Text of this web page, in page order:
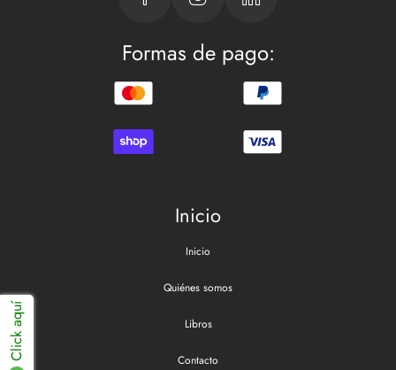
Formas de pago:
Inicio
Inicio
Quiénes somos
Libros
Contacto
Click aquí